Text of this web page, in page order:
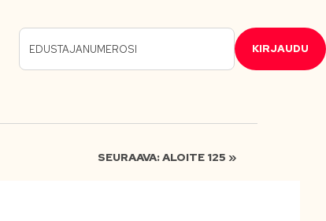
KIRJAUDU
SEURAAVA: ALOITE 125 »